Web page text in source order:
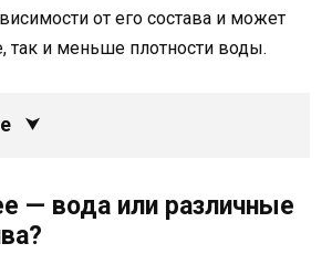
от его состава и может
так и меньше плотности воды.
— вода или различные